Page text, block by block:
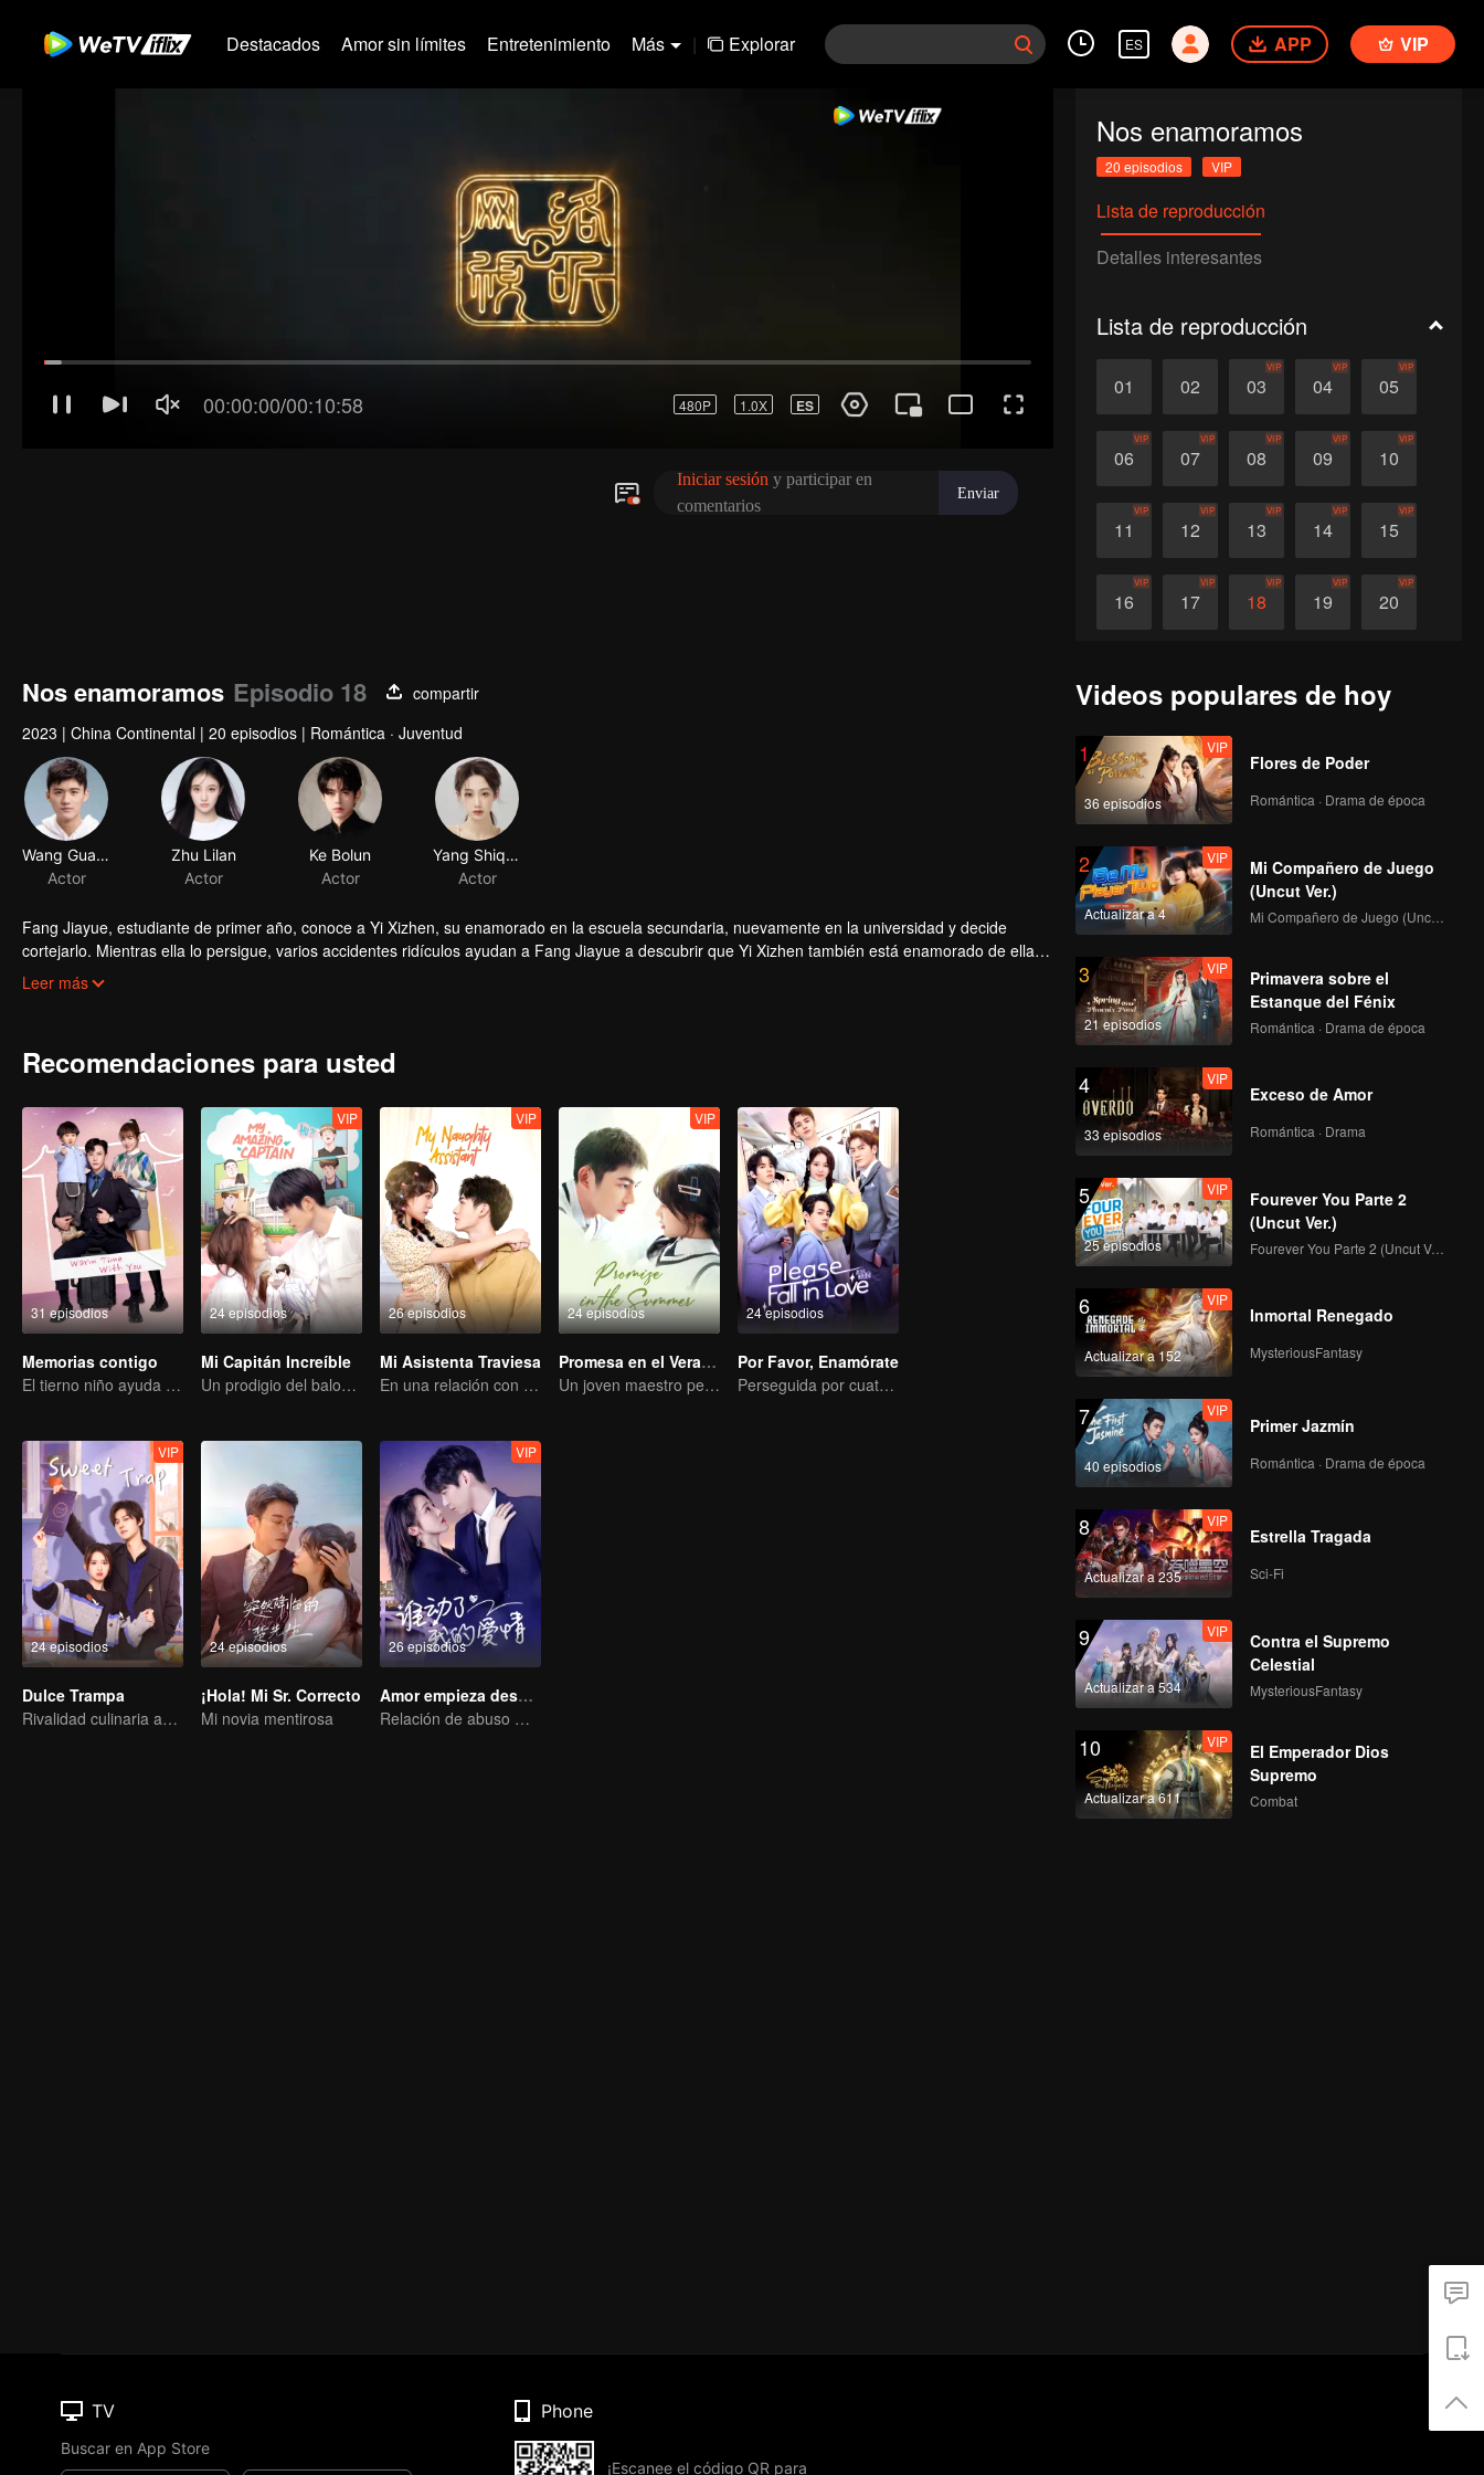
Destacados Amor sin límites Entretenimiento Más | Explorar ES APP VIP
Nos enamoramos
20 episodios VIP
Lista de reproducción
Detalles interesantes
Lista de reproducción
01 02 03
VIP
04
VIP
05
VIP
06
VIP
07
VIP
08
VIP
09
VIP
10
VIP
11
VIP
12
VIP
13
VIP
14
VIP
15
VIP
16
VIP
17
VIP
18
VIP
19
VIP
20
VIP
Nos enamoramos Episodio 18
compartir
2023 | China Continental | 20 episodios | Romántica · Juventud
Wang Guangyuan
Actor
Zhu Lilan
Actor
Ke Bolun
Actor
Yang Shiqian
Actor
Fang Jiayue, estudiante de primer año, conoce a Yi Xizhen, su enamorado en la escuela secundaria, nuevamente en la universidad y decide
cortejarlo. Mientras ella lo persigue, varios accidentes ridículos ayudan a Fang Jiayue a descubrir que Yi Xizhen también está enamorado de ella.
Aquí comienza una dulce y bidireccional historia de enamoramiento.
Leer más
Recomendaciones para usted
31 episodios
Memorias contigo
El tierno niño ayuda a que sus falsos padres conviertan la farsa en realidad
24 episodios
VIP
Mi Capitán Increíble
Un prodigio del baloncesto en busca del amor verdadero
26 episodios
VIP
Mi Asistenta Traviesa
En una relación con un ídolo
24 episodios
VIP
Promesa en el Verano
Un joven maestro peculiar se enamora de una chica enérgica
24 episodios
Por Favor, Enamórate
Perseguida por cuatro, debes elegir uno
24 episodios
VIP
Dulce Trampa
Rivalidad culinaria agridulce
24 episodios
¡Hola! Mi Sr. Correcto
Mi novia mentirosa
26 episodios
VIP
Amor empieza después del divorcio
Relación de abuso mutuo: difícil de romper.
Videos populares de hoy
1
36 episodios
VIP
Flores de Poder
Romántica · Drama de época
2
Actualizar a 4
VIP
Mi Compañero de Juego
(Uncut Ver.)
Mi Compañero de Juego (Uncut Ver.)
3
21 episodios
VIP
Primavera sobre el
Estanque del Fénix
Romántica · Drama de época
4
33 episodios
VIP
Exceso de Amor
Romántica · Drama
5
25 episodios
VIP
Fourever You Parte 2
(Uncut Ver.)
Fourever You Parte 2 (Uncut Ver.)
6
Actualizar a 152
VIP
Inmortal Renegado
MysteriousFantasy
7
40 episodios
VIP
Primer Jazmín
Romántica · Drama de época
8
Actualizar a 235
VIP
Estrella Tragada
Sci-Fi
9
Actualizar a 534
VIP
Contra el Supremo
Celestial
MysteriousFantasy
10
Actualizar a 611
VIP
El Emperador Dios
Supremo
Combat
TV
Buscar en App Store
Phone
¡Escanee el código QR para